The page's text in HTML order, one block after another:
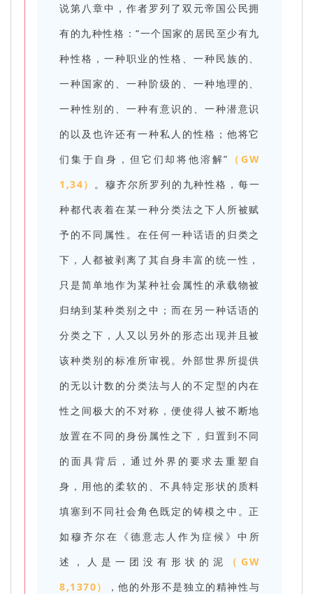
说第八章中，作者罗列了双元帝国公民拥
有的九种性格：“一个国家的居民至少有九
种性格，一种职业的性格、一种民族的、
一种国家的、一种阶级的、一种地理的、
一种性别的、一种有意识的、一种潜意识
的以及也许还有一种私人的性格；他将它
们集于自身，但它们却将他溶解” （GW
1,34） 。穆齐尔所罗列的九种性格，每一
种都代表着在某一种分类法之下人所被赋
予的不同属性。在任何一种话语的归类之
下，人都被剥离了其自身丰富的统一性，
只是简单地作为某种社会属性的承载物被
归纳到某种类别之中；而在另一种话语的
分类之下，人又以另外的形态出现并且被
该种类别的标准所审视。外部世界所提供
的无以计数的分类法与人的不定型的内在
性之间极大的不对称，便使得人被不断地
放置在不同的身份属性之下，归置到不同
的面具背后，通过外界的要求去重塑自
身，用他的柔软的、不具特定形状的质料
填塞到不同社会角色既定的铸模之中。正
如穆齐尔在《德意志人作为症候》中所
述，人是一团没有形状的泥
（GW
8,1370）
，他的外形不是独立的精神性与